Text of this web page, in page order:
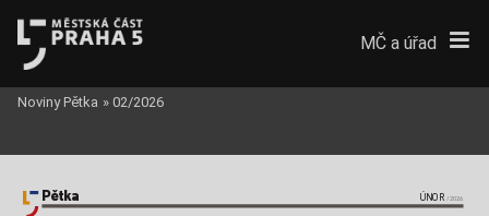
Pětka ÚNOR /2026
MČ a úřad
Noviny Pětka » 02/2026